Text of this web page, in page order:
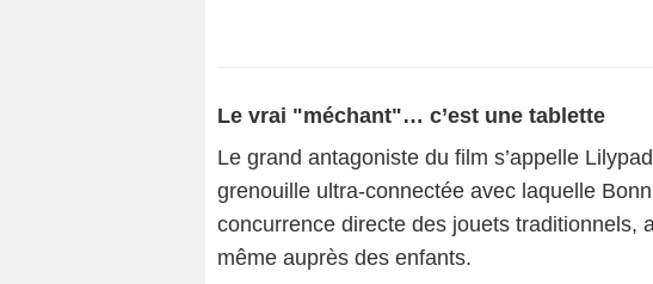
Le vrai "méchant"… c’est une tablette
Le grand antagoniste du film s’appelle
grenouille ultra-connectée avec laquelle
concurrence directe des jouets traditionnels,
même auprès des enfants.